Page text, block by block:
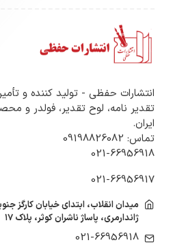
انتشارات حفظی - تولید کننده و
تقدیر نامه، لوح تقدیر، فولدر و
ایران.
تماس: 09198826082
021-66956918
021-66956917
میدان انقلاب، ابتدای خیابان کارگز
ژاندارمری، پاساژ ناشران کوثر، پلاک ۱۷
021-66956918